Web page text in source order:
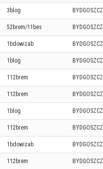
3blog BYDGOSZCZ
52brem/11bes BYDGOSZCZ
1bdowizab BYDGOSZCZ
1blog BYDGOSZCZ
112brem BYDGOSZCZ
112brem BYDGOSZCZ
1blog BYDGOSZCZ
112brem BYDGOSZCZ
1bdowizab BYDGOSZCZ
112brem BYDGOSZCZ